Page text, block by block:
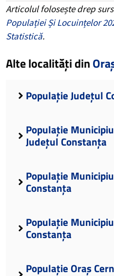
Articolul folosește drep
Populației Și Locuințelor
Statistică.
Alte localități din
Populație Județul
Populație
Județul Constanța
Populație
Constanța
Populație
Constanța
Populație Oraș